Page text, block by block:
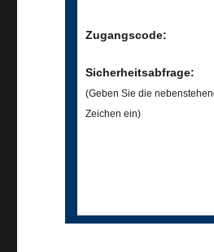
Zugangscode:
Sicherheitsabfrage:
(Geben Sie die
Zeichen ein)